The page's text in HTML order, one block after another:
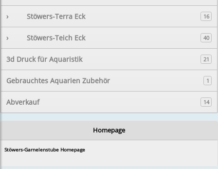
› Stöwers-Terra Eck 16
› Stöwers-Teich Eck 40
3d Druck für Aquaristik 21
Gebrauchtes Aquarien Zubehör 1
Abverkauf 14
Homepage
Stöwers-Garnelenstube Homepage